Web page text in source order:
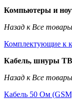
Компьютеры и
Назад к Все товары
Комплектующие к
Кабель, шнуры
Назад к Все товары
Кабель 50 Ом